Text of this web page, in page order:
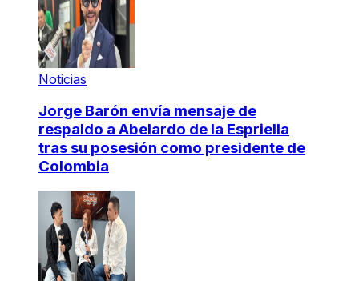
Noticias
Jorge Barón envía mensaje de
respaldo a Abelardo de la Espriella
tras su posesión como presidente de
Colombia